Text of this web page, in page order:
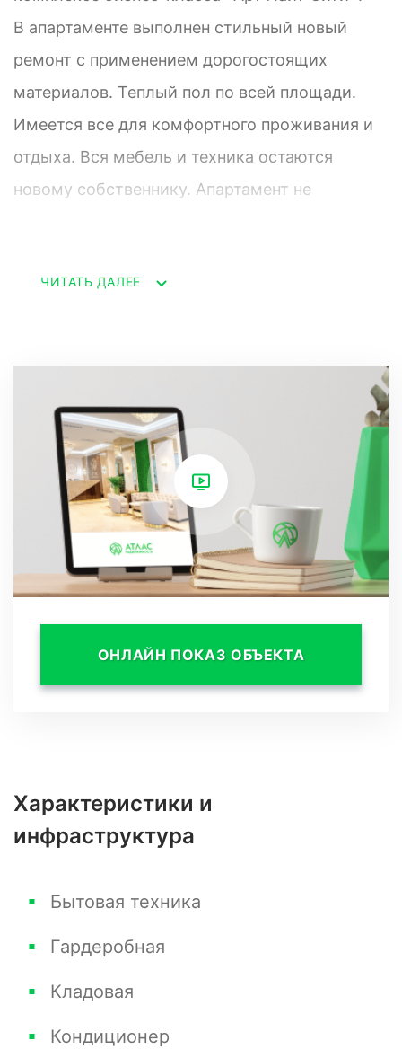
В апартаменте выполнен стильный новый
ремонт с применением дорогостоящих
материалов. Теплый пол по всей площади.
Имеется все для комфортного проживания и
отдыха. Вся мебель и техника остаются
новому собственнику. Апартамент не
«Арт Лайт Сити» в Сочи является
качество апартаментов и выгодное
расположение. От комплекса 200 метров до
Имеретинского пляжа, Олимпийского парка,
всемирно известного горнолыжного курорта
Красная поляна, 15 минут до Аэропорта и
Железнодорожного вокзала, что существенно
апартаментов, а отдых делает максимально
ЧИТАТЬ ДАЛЕЕ
ОНЛАЙН ПОКАЗ ОБЪЕКТА
Характеристики и
инфраструктура
Бытовая техника
Гардеробная
Кладовая
Кондиционер